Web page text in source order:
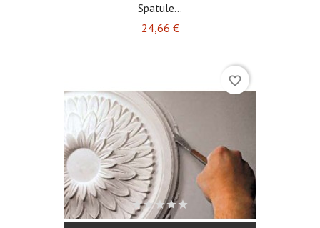
Spatule...
24,66 €Prix
favorite_border